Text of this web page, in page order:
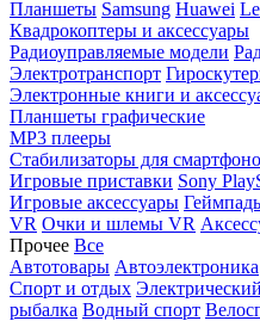
Планшеты Samsung Huawei
Квадрокоптеры и аксессуары
Радиоуправляемые модели
Электротранспорт
Электронные книги и
Планшеты графические
MP3 плееры
Стабилизаторы для
Игровые приставки Sony
Игровые аксессуары
VR Очки и шлемы VR
Прочее Все
Автотовары Автоэлектроника
Спорт и отдых
рыбалка Водный спорт